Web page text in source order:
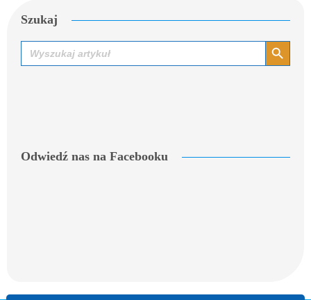
Szukaj
Search
for:
Search Button
Odwiedź nas na Facebooku